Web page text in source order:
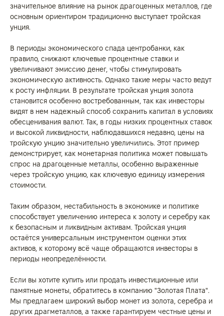
значительное влияние на рынок драгоценных металлов, где
основным ориентиром традиционно выступает тройская
унция.
В периоды экономического спада центробанки, как
правило, снижают ключевые процентные ставки и
увеличивают эмиссию денег, чтобы стимулировать
экономическую активность. Однако такие меры часто ведут
к росту инфляции. В результате тройская унция золота
становится особенно востребованным, так как инвесторы
видят в нем надежный способ сохранить капитал в условиях
обесценивания валют. Так, в годы низких процентных ставок
и высокой ликвидности, наблюдавшихся недавно, цены на
тройскую унцию значительно увеличились. Этот пример
демонстрирует, как монетарная политика может повышать
спрос на драгоценные металлы, особенно выраженные
через тройскую унцию, как ключевую единицу измерения
стоимости.
Таким образом, нестабильность в экономике и политике
способствует увеличению интереса к золоту и серебру как
к безопасным и ликвидным активам. Тройская унция
остаётся универсальным инструментом оценки этих
активов, к которому всё чаще обращаются инвесторы в
периоды неопределённости.
Если вы хотите купить или продать инвестиционные или
памятные монеты, обратитесь в компанию "Золотая Плата".
Мы предлагаем широкий выбор монет из золота, серебра и
других драгметаллов, а также гарантируем честные цены и